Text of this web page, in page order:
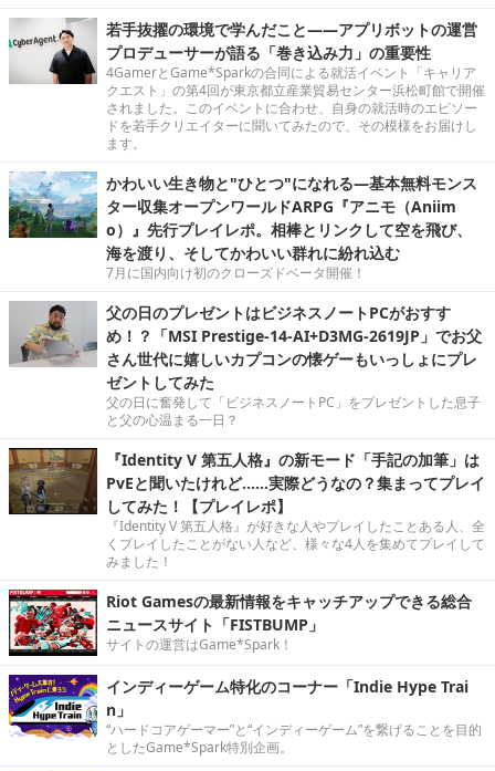
若手抜擢の環境で学んだこと――アプリボットの運営
プロデューサーが語る「巻き込み力」の重要性
4GamerとGame*Sparkの合同による就活イベント「キャリア
クエスト」の第4回が東京都立産業貿易センター浜松町館で開催
されました。このイベントに合わせ、自身の就活時のエピソー
ドを若手クリエイターに聞いてみたので、その模様をお届けし
ます。
かわいい生き物と"ひとつ"になれる―基本無料モンス
ター収集オープンワールドARPG『アニモ（Aniim
o）』先行プレイレポ。相棒とリンクして空を飛び、
海を渡り、そしてかわいい群れに紛れ込む
7月に国内向け初のクローズドベータ開催！
父の日のプレゼントはビジネスノートPCがおすす
め！？「MSI Prestige-14-AI+D3MG-2619JP」でお父
さん世代に嬉しいカプコンの懐ゲーもいっしょにプレ
ゼントしてみた
父の日に奮発して「ビジネスノートPC」をプレゼントした息子
と父の心温まる一日？
『Identity V 第五人格』の新モード「手記の加筆」は
PvEと聞いたけれど……実際どうなの？集まってプレイ
してみた！【プレイレポ】
『Identity V 第五人格』が好きな人やプレイしたことある人、全
くプレイしたことがない人など、様々な4人を集めてプレイして
みました！
Riot Gamesの最新情報をキャッチアップできる総合
ニュースサイト「FISTBUMP」
サイトの運営はGame*Spark！
インディーゲーム特化のコーナー「Indie Hype Trai
n」
“ハードコアゲーマー”と“インディーゲーム”を繋げることを目的
としたGame*Spark特別企画。